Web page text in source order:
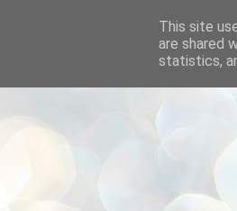
This site
are shared
statistics,